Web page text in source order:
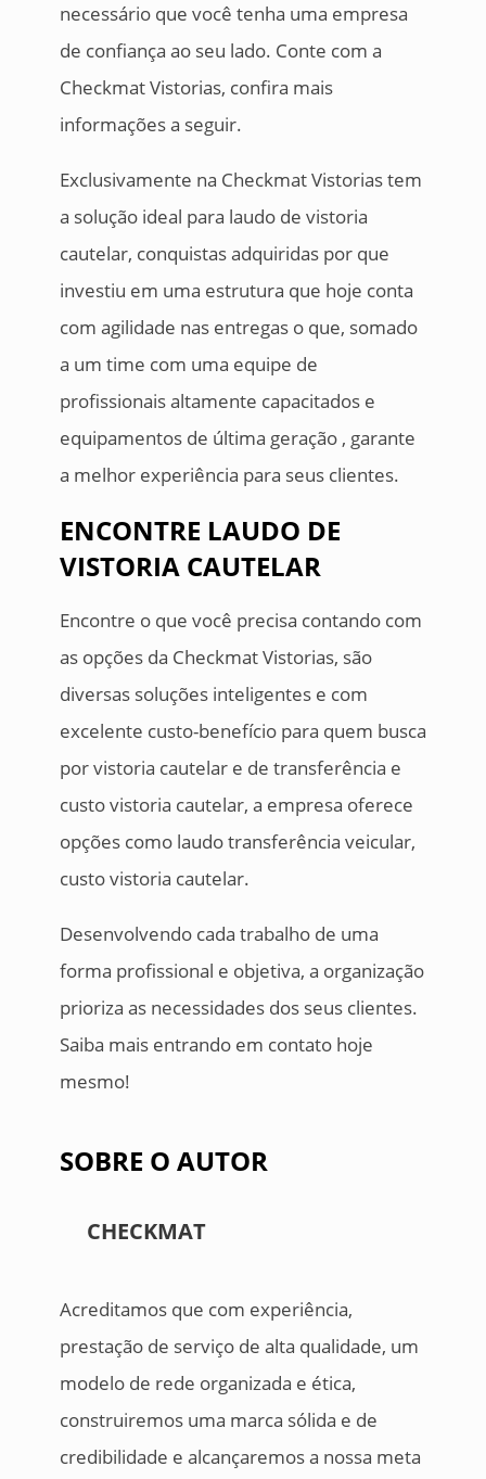
necessário que você tenha uma empresa
de confiança ao seu lado. Conte com a
Checkmat Vistorias, confira mais
informações a seguir.
Exclusivamente na Checkmat Vistorias tem
a solução ideal para laudo de vistoria
cautelar, conquistas adquiridas por que
investiu em uma estrutura que hoje conta
com agilidade nas entregas o que, somado
a um time com uma equipe de
profissionais altamente capacitados e
equipamentos de última geração , garante
a melhor experiência para seus clientes.
ENCONTRE LAUDO DE
VISTORIA CAUTELAR
Encontre o que você precisa contando com
as opções da Checkmat Vistorias, são
diversas soluções inteligentes e com
excelente custo-benefício para quem busca
por vistoria cautelar e de transferência e
custo vistoria cautelar, a empresa oferece
opções como laudo transferência veicular,
custo vistoria cautelar.
Desenvolvendo cada trabalho de uma
forma profissional e objetiva, a organização
prioriza as necessidades dos seus clientes.
Saiba mais entrando em contato hoje
mesmo!
SOBRE O AUTOR
CHECKMAT
Acreditamos que com experiência,
prestação de serviço de alta qualidade, um
modelo de rede organizada e ética,
construiremos uma marca sólida e de
credibilidade e alcançaremos a nossa meta